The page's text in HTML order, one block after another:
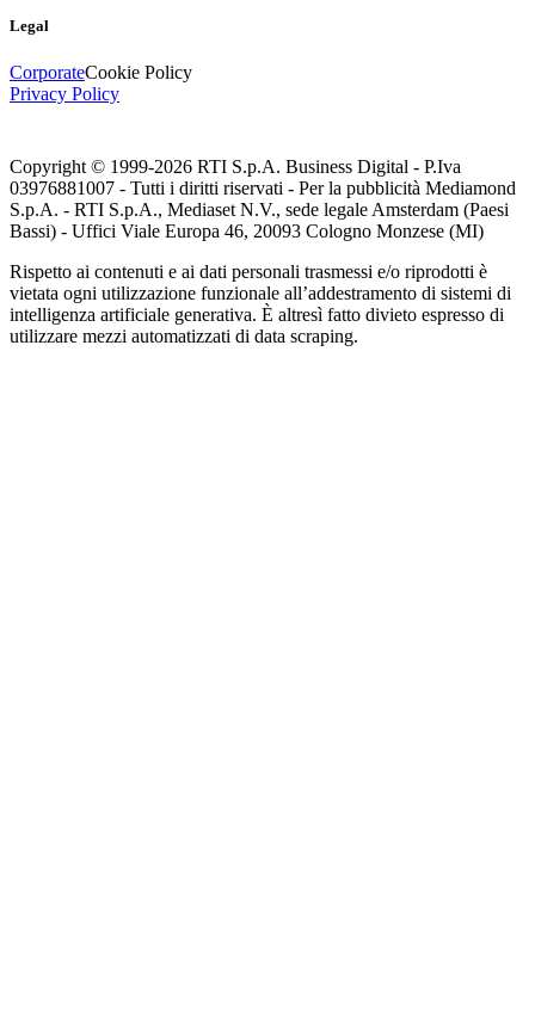
Legal
CorporateCookie Policy
Privacy Policy
Copyright © 1999-2026 RTI S.p.A. Business Digital - P.Iva
03976881007 - Tutti i diritti riservati - Per la pubblicità Mediamond
S.p.A. - RTI S.p.A., Mediaset N.V., sede legale Amsterdam (Paesi
Bassi) - Uffici Viale Europa 46, 20093 Cologno Monzese (MI)
Rispetto ai contenuti e ai dati personali trasmessi e/o riprodotti è
vietata ogni utilizzazione funzionale all’addestramento di sistemi di
intelligenza artificiale generativa. È altresì fatto divieto espresso di
utilizzare mezzi automatizzati di data scraping.